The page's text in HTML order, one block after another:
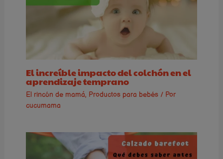
El increíble impacto del colchón en el
aprendizaje temprano
El rincón de mamá, Productos para bebés/ Por
cucumama